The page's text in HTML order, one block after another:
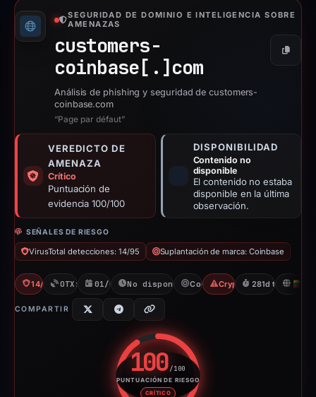
SEGURIDAD DE DOMINIO E INTELIGENCIA SOBRE
AMENAZAS
customers-
coinbase[.] com
Copiar
Análisis de phishing y seguridad de customers-
coinbase.com
“Page par défaut”
VEREDICTO DE
AMENAZA
Crítico
Puntuación de
evidencia 100/100
DISPONIBILIDAD
Contenido no
disponible
El contenido no estaba
disponible en la última
observación.
SEÑALES DE RIESGO
VirusTotal detecciones: 14/95 Suplantación de marca: Coinbase
14/95 VTOTX: 2 refs01/08/2025No disponible desde 09/05/2026
CoinbaseCrypto Scam
281d to
COMPARTIR
100/100
PUNTUACIÓN DE RIESGO
CRÍTICO
Puntuación de riesgo: 100